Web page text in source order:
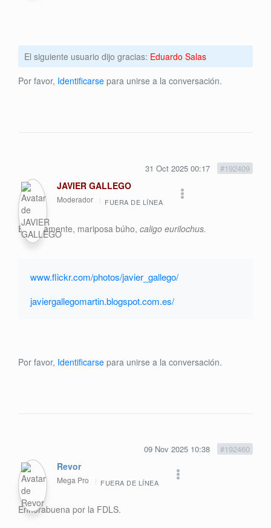
El siguiente usuario dijo gracias: Eduardo Salas
Por favor, Identificarse para unirse a la conversación.
31 Oct 2025 00:17 #192409
JAVIER GALLEGO
Moderador FUERA DE LÍNEA
Efectivamente, mariposa búho, caligo eurilochus.
www.flickr.com/photos/javier_gallego/
javiergallegomartin.blogspot.com.es/
Por favor, Identificarse para unirse a la conversación.
09 Nov 2025 10:38 #192460
Revor
Mega Pro FUERA DE LÍNEA
Enhorabuena por la FDLS.